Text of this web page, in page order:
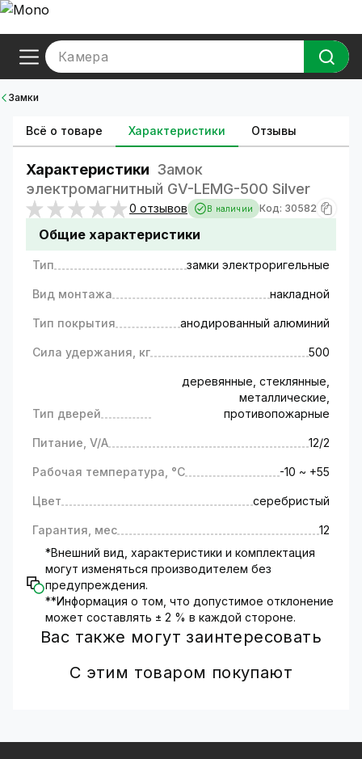
Камера
Замки
Всё о товаре Характеристики Отзывы
Характеристики Замок
электромагнитный GV-LEMG-500 Silver
0 отзывов В наличии Код: 30582
Общие характеристики
Тип замки электроригельные
Вид монтажа накладной
Тип покрытия анодированный алюминий
Сила удержания, кг 500
Тип дверей
деревянные, стеклянные,
металлические,
противопожарные
Питание, V/A 12/2
Рабочая температура, °C -10 ~ +55
Цвет серебристый
Гарантия, мес
12
*Внешний вид, характеристики и комплектация
могут изменяться производителем без
предупреждения.
**Информация о том, что допустимое отклонение
может составлять ± 2 % в каждой стороне.
Вас также могут заинтересовать
С этим товаром покупают